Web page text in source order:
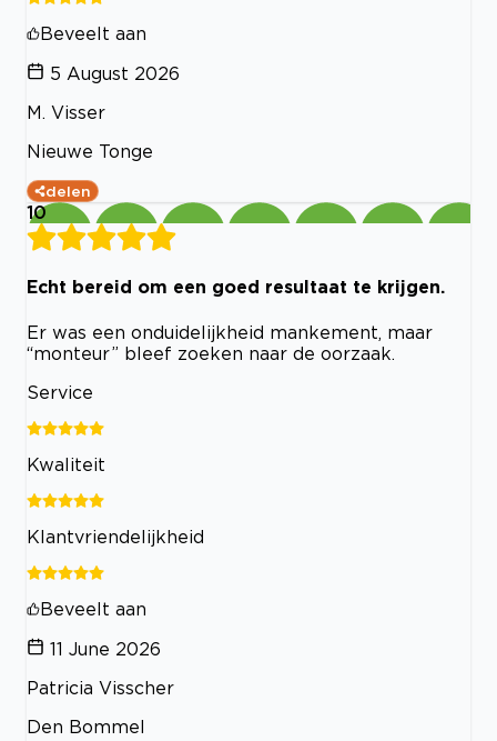
Beveelt aan
5 August 2026
M. Visser
Nieuwe Tonge
delen
10
Echt bereid om een goed resultaat te krijgen.
Er was een onduidelijkheid mankement, maar
“monteur” bleef zoeken naar de oorzaak.
Service
Kwaliteit
Klantvriendelijkheid
Beveelt aan
11 June 2026
Patricia Visscher
Den Bommel